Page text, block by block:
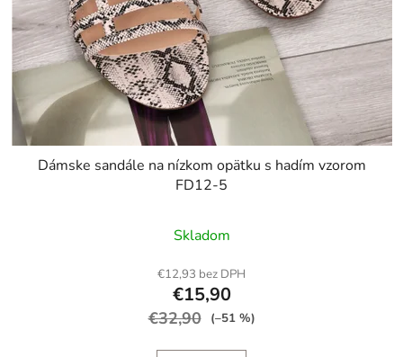
Dámske sandále na nízkom opätku s hadím vzorom
FD12-5
Skladom
€12,93 bez DPH
€15,90
€32,90 (–51 %)